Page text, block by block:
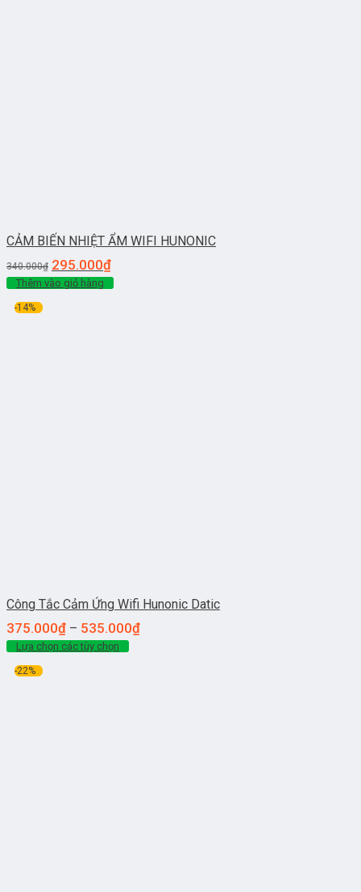
CẢM BIẾN NHIỆT ẨM WIFI HUNONIC
340.000₫ 295.000₫
Thêm vào giỏ hàng
-14%
Công Tắc Cảm Ứng Wifi Hunonic Datic
375.000₫ – 535.000₫
Lựa chọn các tùy chọn
-22%